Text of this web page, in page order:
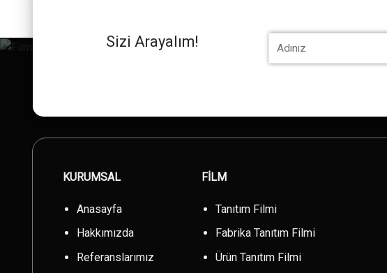
Sizi Arayalım!
KURUMSAL
Anasayfa
Hakkımızda
Referanslarımız
FİLM
Tanıtım Filmi
Fabrika Tanıtım Filmi
Ürün Tanıtım Filmi